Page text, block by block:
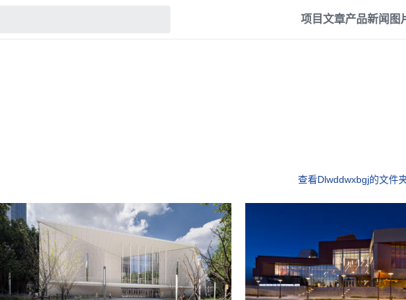
项目文章产品新闻 图
查看Dlwddwxbgj的文件